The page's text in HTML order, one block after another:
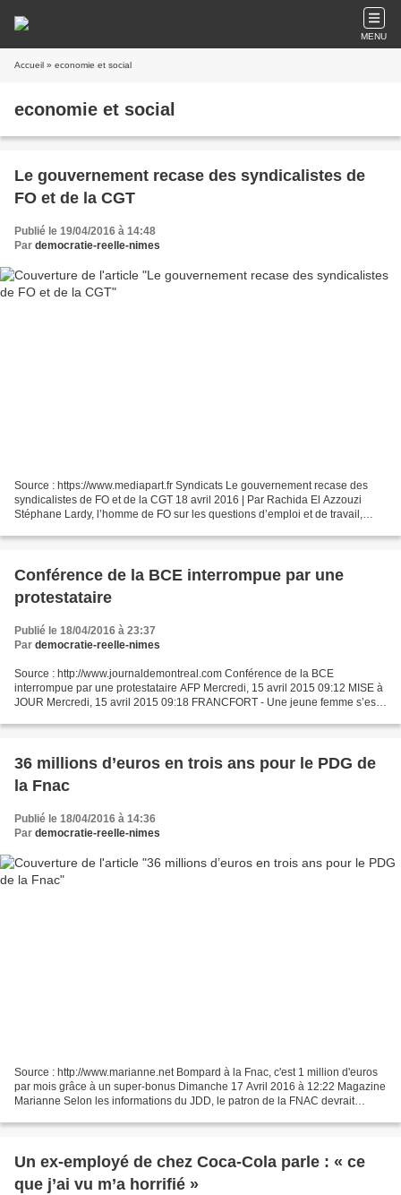
MENU
Accueil » economie et social
economie et social
Le gouvernement recase des syndicalistes de
FO et de la CGT
Publié le 19/04/2016 à 14:48
Par democratie-reelle-nimes
Source : https://www.mediapart.fr Syndicats Le gouvernement recase des
syndicalistes de FO et de la CGT 18 avril 2016 | Par Rachida El Azzouzi
Stéphane Lardy, l’homme de FO sur les questions d’emploi et de travail,
Conférence de la BCE interrompue par une
protestataire
Publié le 18/04/2016 à 23:37
Par democratie-reelle-nimes
Source : http://www.journaldemontreal.com Conférence de la BCE
interrompue par une protestataire AFP Mercredi, 15 avril 2015 09:12 MISE à
JOUR Mercredi, 15 avril 2015 09:18 FRANCFORT - Une jeune femme s’est
36 millions d’euros en trois ans pour le PDG de
la Fnac
Publié le 18/04/2016 à 14:36
Par democratie-reelle-nimes
Source : http://www.marianne.net Bompard à la Fnac, c'est 1 million d'euros
par mois grâce à un super-bonus Dimanche 17 Avril 2016 à 12:22 Magazine
Marianne Selon les informations du JDD, le patron de la FNAC devrait
Un ex-employé de chez Coca-Cola parle : « ce
que j’ai vu m’a horrifié »